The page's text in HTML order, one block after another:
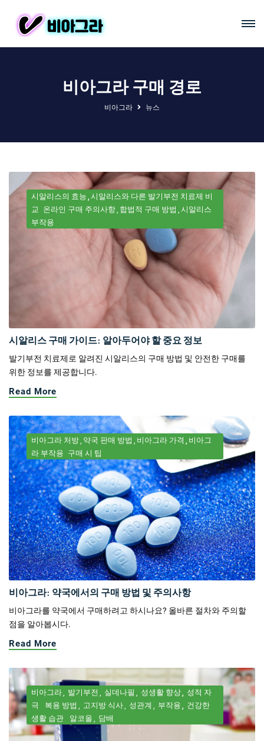
비아그라 구매 경로
비아그라 뉴스
시알리스의 효능 시알리스와 다른 발기부전 치료제 비
교 온라인 구매 주의사항 합법적 구매 방법 시알리스
부작용
시알리스 구매 가이드: 알아두어야 할 중요 정보
발기부전 치료제로 알려진 시알리스의 구매 방법 및 안전한 구매를
위한 정보를 제공합니다.
Read More
비아그라 처방 약국 판매 방법 비아그라 가격
비아그
라 부작용 구매 시 팁
비아그라: 약국에서의 구매 방법 및 주의사항
비아그라를 약국에서 구매하려고 하시나요? 올바른 절차와 주의할
점을 알아봅시다.
Read More
비아그라 발기부전 실데나필 성생활 향상
성적 자
극
복용 방법 고지방 식사 성관계 부작용
건강한
생활 습관
알코올 담배